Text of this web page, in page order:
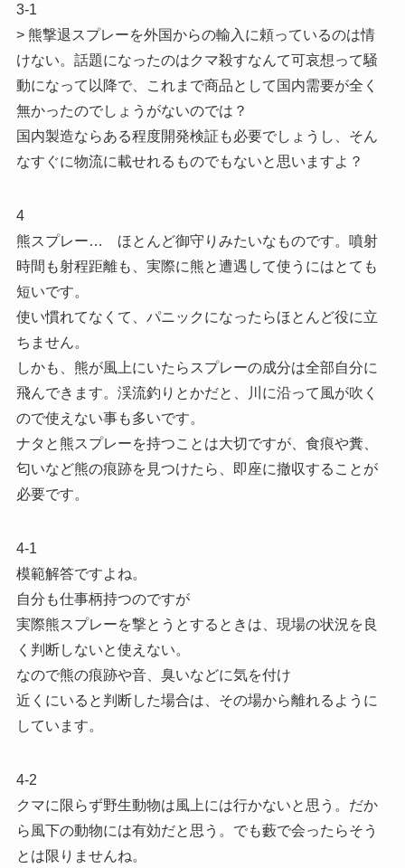
3-1
> 熊撃退スプレーを外国からの輸入に頼っているのは情
けない。話題になったのはクマ殺すなんて可哀想って騒
動になって以降で、これまで商品として国内需要が全く
無かったのでしょうがないのでは？
国内製造ならある程度開発検証も必要でしょうし、そん
なすぐに物流に載せれるものでもないと思いますよ？
4
熊スプレー… ほとんど御守りみたいなものです。噴射
時間も射程距離も、実際に熊と遭遇して使うにはとても
短いです。
使い慣れてなくて、パニックになったらほとんど役に立
ちません。
しかも、熊が風上にいたらスプレーの成分は全部自分に
飛んできます。渓流釣りとかだと、川に沿って風が吹く
ので使えない事も多いです。
ナタと熊スプレーを持つことは大切ですが、食痕や糞、
匂いなど熊の痕跡を見つけたら、即座に撤収することが
必要です。
4-1
模範解答ですよね。
自分も仕事柄持つのですが
実際熊スプレーを撃とうとするときは、現場の状況を良
く判断しないと使えない。
なので熊の痕跡や音、臭いなどに気を付け
近くにいると判断した場合は、その場から離れるように
しています。
4-2
クマに限らず野生動物は風上には行かないと思う。だか
ら風下の動物には有効だと思う。でも藪で会ったらそう
とは限りませんね。